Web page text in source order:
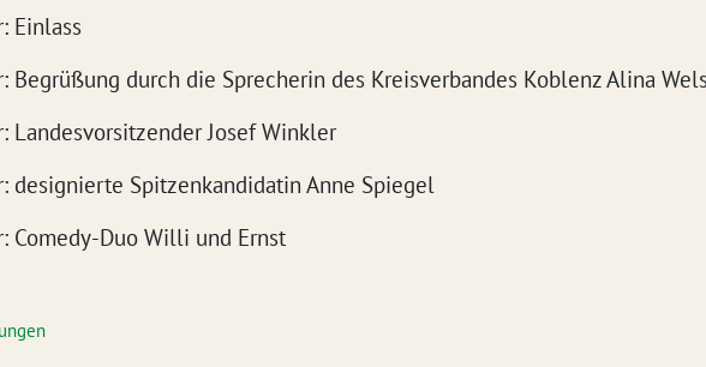
Einlass
Begrüßung durch die Sprecherin des Kreisverbandes Koblenz Alina
Landesvorsitzender Josef Winkler
designierte Spitzenkandidatin Anne Spiegel
Comedy-Duo Willi und Ernst